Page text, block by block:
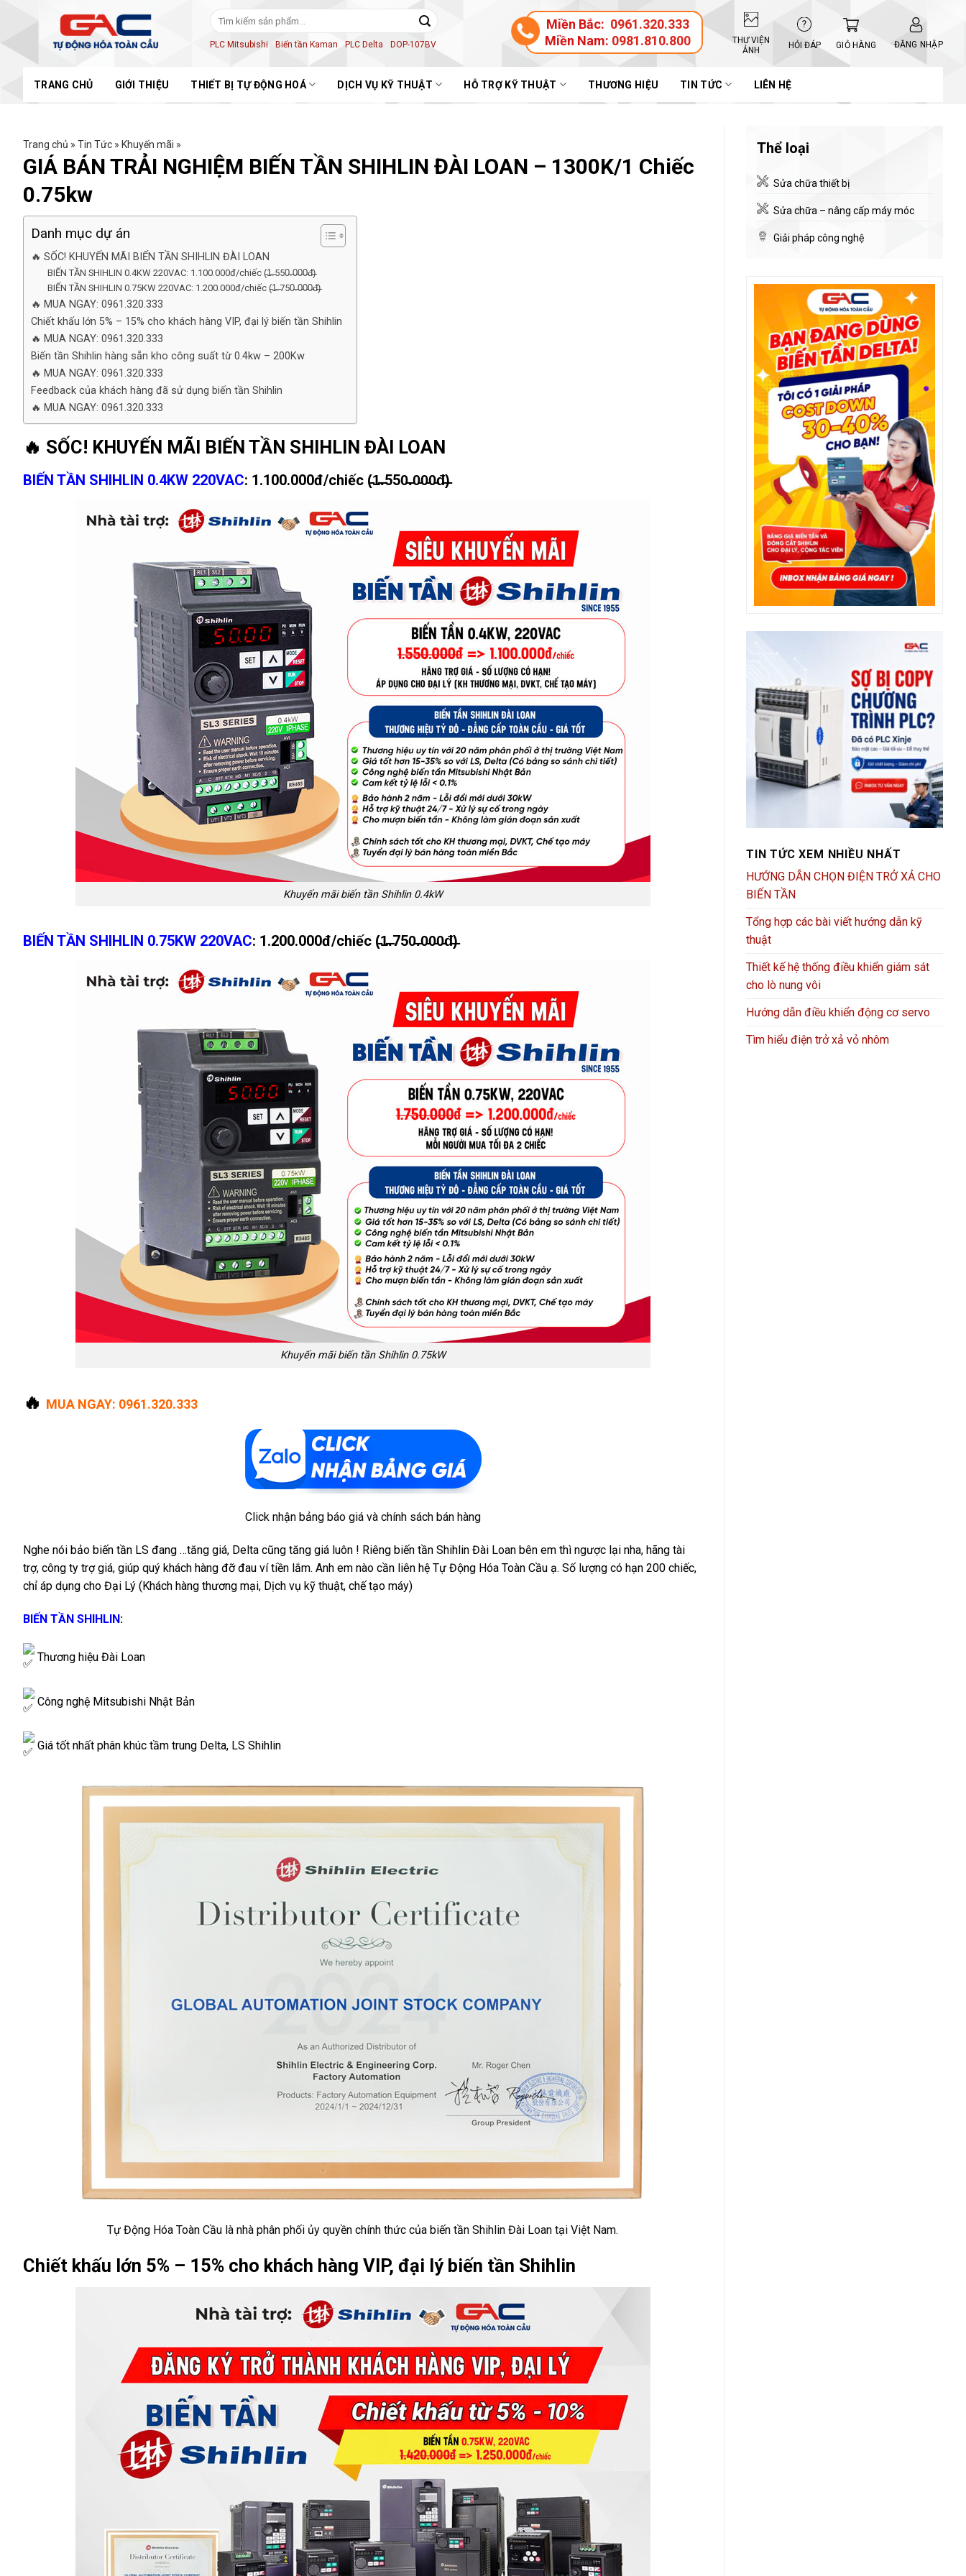
content
PLC Mitsubishi
Biến tần Kaman PLC Delta DOP-107BV
Miền Bắc: 0961.320.333
Miền Nam: 0981.810.800
THƯ VIỆN
ẢNH
HỎI ĐÁP GIỎ HÀNG ĐĂNG NHẬP
TRANG CHỦ GIỚI THIỆU THIẾT BỊ TỰ ĐỘNG HOÁ DỊCH VỤ KỸ THUẬT HỖ TRỢ KỸ THUẬT THƯƠNG HIỆU TIN TỨC LIÊN HỆ
Trang chủ » Tin Tức » Khuyến mãi »
GIÁ BÁN TRẢI NGHIỆM BIẾN TẦN SHIHLIN ĐÀI LOAN – 1300K/1 Chiếc
0.75kw
Danh mục dự án
🔥 SỐC! KHUYẾN MÃI BIẾN TẦN SHIHLIN ĐÀI LOAN
BIẾN TẦN SHIHLIN 0.4KW 220VAC: 1.100.000đ/chiếc (̵1̵.̵550̵.̵0̵0̵0̵đ̵)̵
BIẾN TẦN SHIHLIN 0.75KW 220VAC: 1.200.000đ/chiếc (̵1̵.̵750̵.̵0̵0̵0̵đ̵)̵
🔥 MUA NGAY: 0961.320.333
Chiết khấu lớn 5% – 15% cho khách hàng VIP, đại lý biến tần Shihlin
🔥 MUA NGAY: 0961.320.333
Biến tần Shihlin hàng sẵn kho công suất từ 0.4kw – 200Kw
🔥 MUA NGAY: 0961.320.333
Feedback của khách hàng đã sử dụng biến tần Shihlin
🔥 MUA NGAY: 0961.320.333
🔥 SỐC! KHUYẾN MÃI BIẾN TẦN SHIHLIN ĐÀI LOAN
BIẾN TẦN SHIHLIN 0.4KW 220VAC: 1.100.000đ/chiếc (̵1̵.̵550̵.̵0̵0̵0̵đ̵)̵
Khuyến mãi biến tần Shihlin 0.4kW
BIẾN TẦN SHIHLIN 0.75KW 220VAC: 1.200.000đ/chiếc (̵1̵.̵750̵.̵0̵0̵0̵đ̵)̵
Khuyến mãi biến tần Shihlin 0.75kW
🔥 MUA NGAY: 0961.320.333
Click nhận bảng báo giá và chính sách bán hàng
Nghe nói bảo biến tần LS đang …tăng giá, Delta cũng tăng giá luôn ! Riêng biến tần Shihlin Đài Loan bên em thì ngược lại nha, hãng tài
trợ, công ty trợ giá, giúp quý khách hàng đỡ đau ví tiền lắm. Anh em nào cần liên hệ Tự Động Hóa Toàn Cầu ạ. Số lượng có hạn 200 chiếc,
chỉ áp dụng cho Đại Lý (Khách hàng thương mại, Dịch vụ kỹ thuật, chế tạo máy)
BIẾN TẦN SHIHLIN:
Thương hiệu Đài Loan
Công nghệ Mitsubishi Nhật Bản
Giá tốt nhất phân khúc tầm trung Delta, LS Shihlin
Tự Động Hóa Toàn Cầu là nhà phân phối ủy quyền chính thức của biến tần Shihlin Đài Loan tại Việt Nam.
Chiết khấu lớn 5% – 15% cho khách hàng VIP, đại lý biến tần Shihlin
Thể loại
Sửa chữa thiết bị
Sửa chữa – nâng cấp máy móc
Giải pháp công nghệ
TIN TỨC XEM NHIỀU NHẤT
HƯỚNG DẪN CHỌN ĐIỆN TRỞ XẢ CHO
BIẾN TẦN
Tổng hợp các bài viết hướng dẫn kỹ
thuật
Thiết kế hệ thống điều khiển giám sát
cho lò nung vôi
Hướng dẫn điều khiển động cơ servo
Tìm hiểu điện trở xả vỏ nhôm